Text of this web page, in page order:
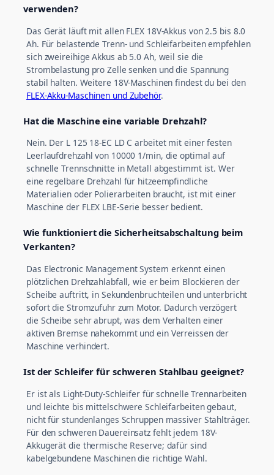
verwenden?
Das Gerät läuft mit allen FLEX 18V-Akkus von 2.5 bis 8.0
Ah. Für belastende Trenn- und Schleifarbeiten empfehlen
sich zweireihige Akkus ab 5.0 Ah, weil sie die
Strombelastung pro Zelle senken und die Spannung
stabil halten. Weitere 18V-Maschinen findest du bei den
FLEX-Akku-Maschinen und Zubehör.
Hat die Maschine eine variable Drehzahl?
Nein. Der L 125 18-EC LD C arbeitet mit einer festen
Leerlaufdrehzahl von 10000 1/min, die optimal auf
schnelle Trennschnitte in Metall abgestimmt ist. Wer
eine regelbare Drehzahl für hitzeempfindliche
Materialien oder Polierarbeiten braucht, ist mit einer
Maschine der FLEX LBE-Serie besser bedient.
Wie funktioniert die Sicherheitsabschaltung beim
Verkanten?
Das Electronic Management System erkennt einen
plötzlichen Drehzahlabfall, wie er beim Blockieren der
Scheibe auftritt, in Sekundenbruchteilen und unterbricht
sofort die Stromzufuhr zum Motor. Dadurch verzögert
die Scheibe sehr abrupt, was dem Verhalten einer
aktiven Bremse nahekommt und ein Verreissen der
Maschine verhindert.
Ist der Schleifer für schweren Stahlbau geeignet?
Er ist als Light-Duty-Schleifer für schnelle Trennarbeiten
und leichte bis mittelschwere Schleifarbeiten gebaut,
nicht für stundenlanges Schruppen massiver Stahlträger.
Für den schweren Dauereinsatz fehlt jedem 18V-
Akkugerät die thermische Reserve; dafür sind
kabelgebundene Maschinen die richtige Wahl.